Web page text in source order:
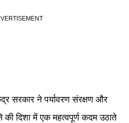
सरकार ने पर्यावरण संरक्षण और
की दिशा में एक महत्वपूर्ण कदम उठाते